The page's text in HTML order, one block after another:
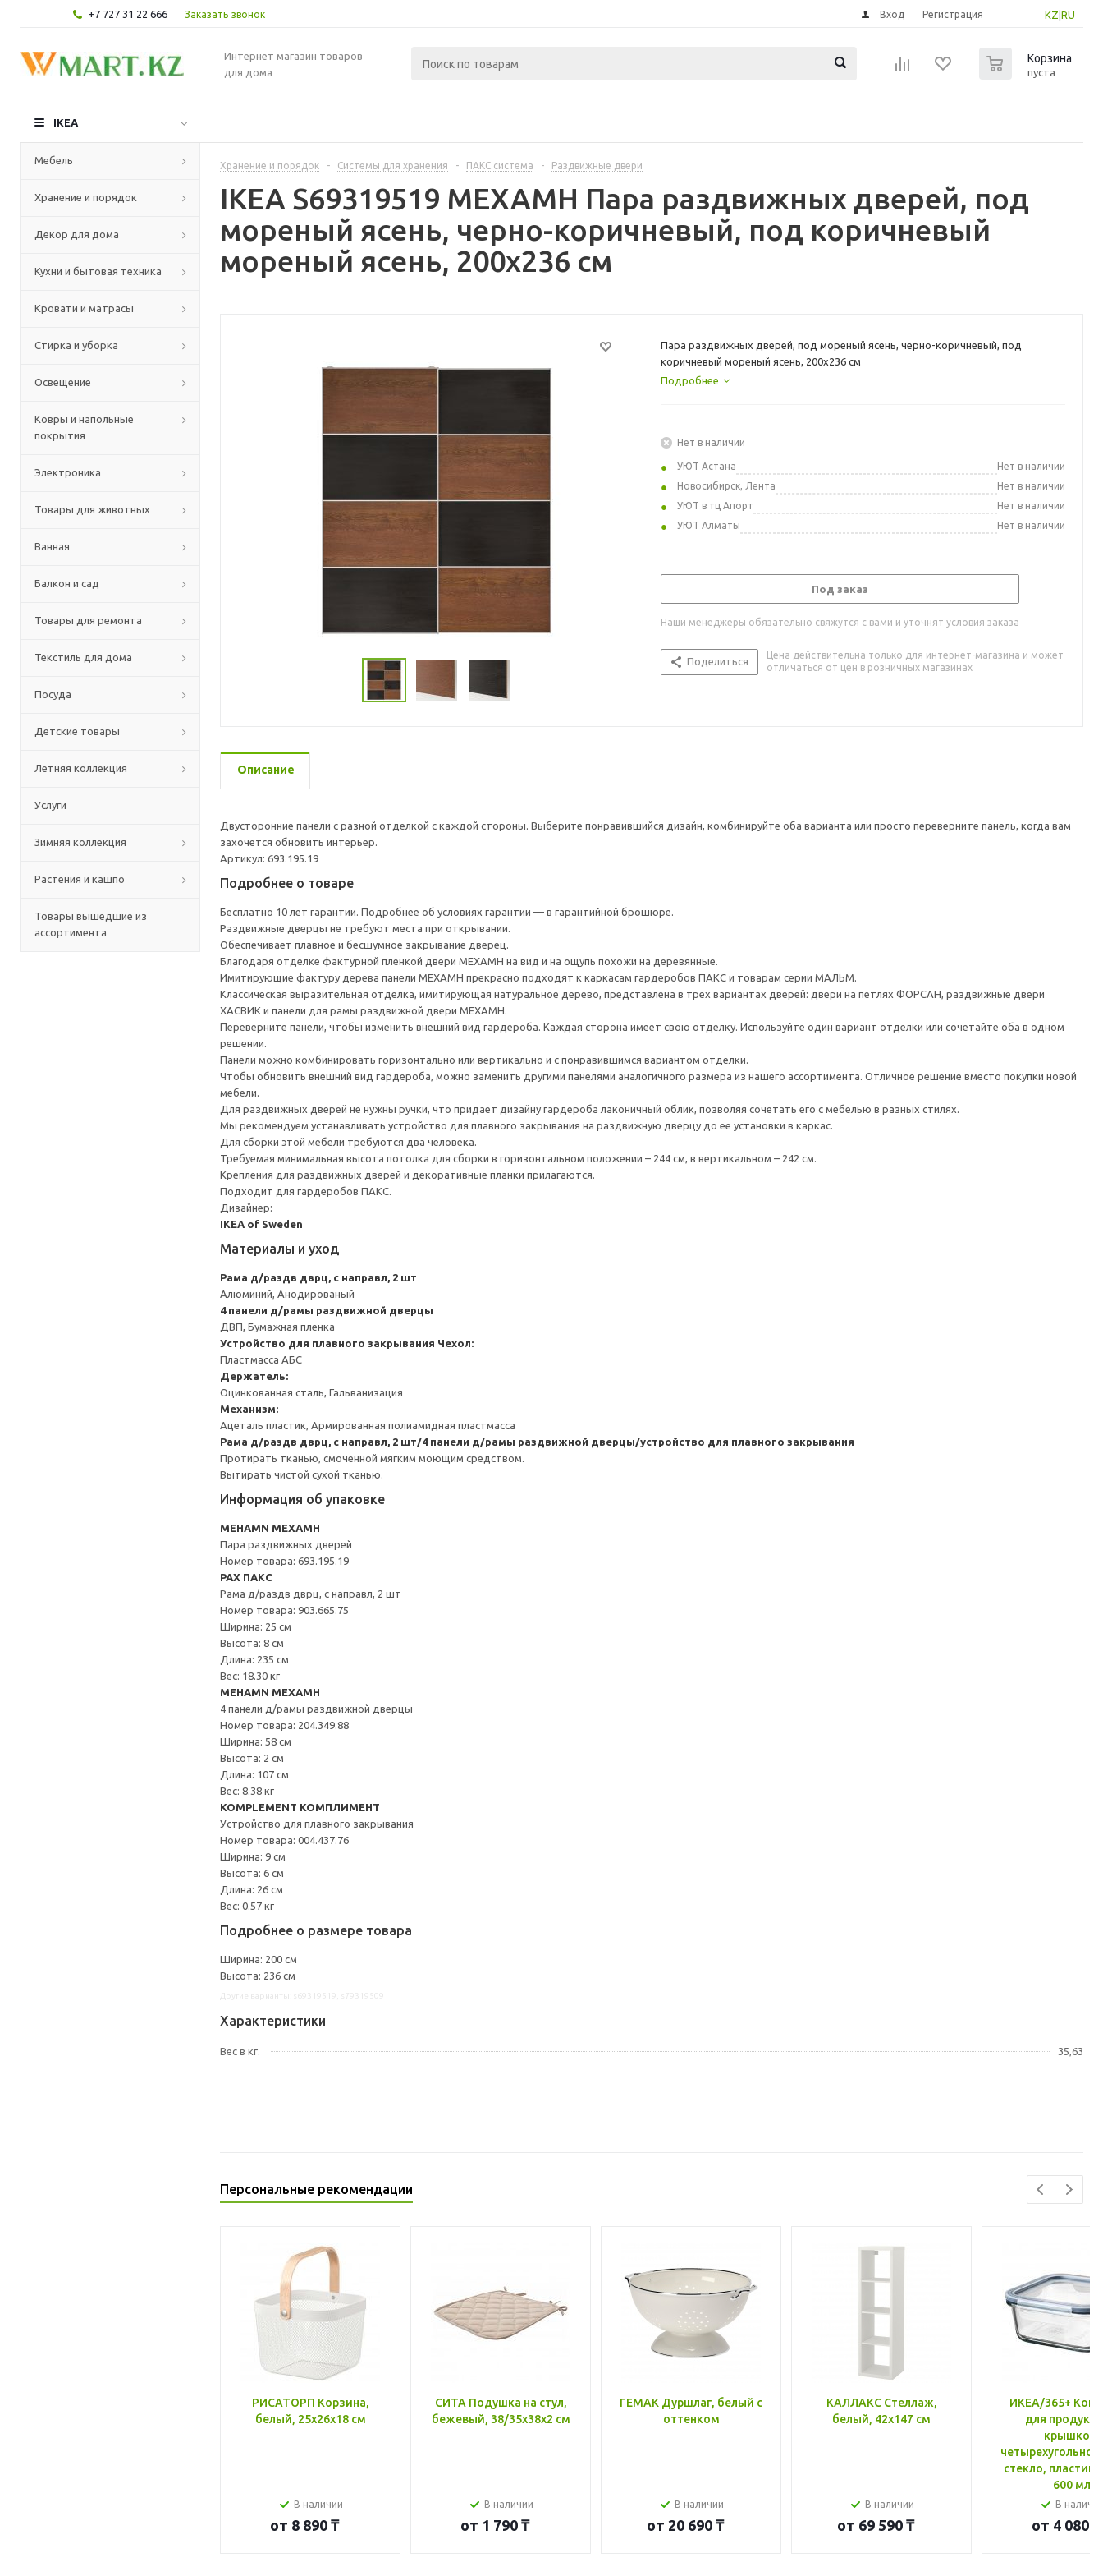
+7 727 31 22 666 Заказать звонок KZ RU
Вход Регистрация
Интернет магазин товаров
для дома
Корзина
пуста
IKEA
Мебель
Хранение и порядок
Декор для дома
Кухни и бытовая техника
Кровати и матрасы
Стирка и уборка
Освещение
Ковры и напольные
покрытия
Электроника
Товары для животных
Ванная
Балкон и сад
Товары для ремонта
Текстиль для дома
Посуда
Детские товары
Летняя коллекция
Услуги
Зимняя коллекция
Растения и кашпо
Товары вышедшие из
ассортимента
Хранение и порядок - Системы для хранения - ПАКС система - Раздвижные двери
IKEA S69319519 МЕХАМН Пара раздвижных дверей, под
мореный ясень, черно-коричневый, под коричневый
мореный ясень, 200x236 см
Пара раздвижных дверей, под мореный ясень, черно-коричневый, под
коричневый мореный ясень, 200x236 см
Подробнее
Нет в наличии
УЮТ Астана
Нет в наличии
Новосибирск, Лента
Нет в наличии
УЮТ в тц Апорт
Нет в наличии
УЮТ Алматы
Нет в наличии
Под заказ
Наши менеджеры обязательно свяжутся с вами и уточнят условия заказа
Поделиться
Цена действительна только для интернет-магазина и может
отличаться от цен в розничных магазинах
Описание
Двусторонние панели с разной отделкой с каждой стороны. Выберите понравившийся дизайн, комбинируйте оба варианта или просто переверните панель, когда вам
захочется обновить интерьер.
Артикул: 693.195.19
Подробнее о товаре
Бесплатно 10 лет гарантии. Подробнее об условиях гарантии — в гарантийной брошюре.
Раздвижные дверцы не требуют места при открывании.
Обеспечивает плавное и бесшумное закрывание дверец.
Благодаря отделке фактурной пленкой двери МЕХАМН на вид и на ощупь похожи на деревянные.
Имитирующие фактуру дерева панели МЕХАМН прекрасно подходят к каркасам гардеробов ПАКС и товарам серии МАЛЬМ.
Классическая выразительная отделка, имитирующая натуральное дерево, представлена в трех вариантах дверей: двери на петлях ФОРСАН, раздвижные двери
ХАСВИК и панели для рамы раздвижной двери МЕХАМН.
Переверните панели, чтобы изменить внешний вид гардероба. Каждая сторона имеет свою отделку. Используйте один вариант отделки или сочетайте оба в одном
решении.
Панели можно комбинировать горизонтально или вертикально и с понравившимся вариантом отделки.
Чтобы обновить внешний вид гардероба, можно заменить другими панелями аналогичного размера из нашего ассортимента. Отличное решение вместо покупки новой
мебели.
Для раздвижных дверей не нужны ручки, что придает дизайну гардероба лаконичный облик, позволяя сочетать его с мебелью в разных стилях.
Мы рекомендуем устанавливать устройство для плавного закрывания на раздвижную дверцу до ее установки в каркас.
Для сборки этой мебели требуются два человека.
Требуемая минимальная высота потолка для сборки в горизонтальном положении – 244 см, в вертикальном – 242 см.
Крепления для раздвижных дверей и декоративные планки прилагаются.
Подходит для гардеробов ПАКС.
Дизайнер:
IKEA of Sweden
Материалы и уход
Рама д/раздв дврц, с направл, 2 шт
Алюминий, Анодированый
4 панели д/рамы раздвижной дверцы
ДВП, Бумажная пленка
Устройство для плавного закрывания Чехол:
Пластмасса АБС
Держатель:
Оцинкованная сталь, Гальванизация
Механизм:
Ацеталь пластик, Армированная полиамидная пластмасса
Рама д/раздв дврц, с направл, 2 шт/4 панели д/рамы раздвижной дверцы/устройство для плавного закрывания
Протирать тканью, смоченной мягким моющим средством.
Вытирать чистой сухой тканью.
Информация об упаковке
MEHAMN МЕХАМН
Пара раздвижных дверей
Номер товара: 693.195.19
PAX ПАКС
Рама д/раздв дврц, с направл, 2 шт
Номер товара: 903.665.75
Ширина: 25 см
Высота: 8 см
Длина: 235 см
Вес: 18.30 кг
MEHAMN МЕХАМН
4 панели д/рамы раздвижной дверцы
Номер товара: 204.349.88
Ширина: 58 см
Высота: 2 см
Длина: 107 см
Вес: 8.38 кг
KOMPLEMENT КОМПЛИМЕНТ
Устройство для плавного закрывания
Номер товара: 004.437.76
Ширина: 9 см
Высота: 6 см
Длина: 26 см
Вес: 0.57 кг
Подробнее о размере товара
Ширина: 200 см
Высота: 236 см
Характеристики
Вес в кг. 35,63
Персональные рекомендации
РИСАТОРП Корзина,
белый, 25x26x18 см
В наличии
от 8 890 ₸
СИТА Подушка на стул,
бежевый, 38/35x38x2 см
В наличии
от 1 790 ₸
ГЕМАК Дуршлаг, белый с
оттенком
В наличии
от 20 690 ₸
КАЛЛАКС Стеллаж,
белый, 42x147 см
В наличии
от 69 590 ₸
ИКЕА/365+
для
крышкой,
стекло, пластик
600 мл
В
от 4 080 ₸